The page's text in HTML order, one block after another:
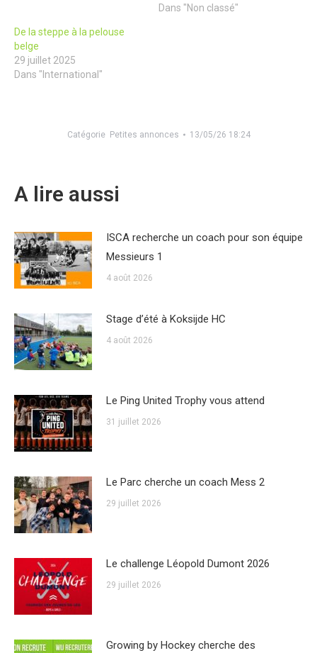
Dans "Non classé"
De la steppe à la pelouse
belge
29 juillet 2025
Dans "International"
Catégorie Petites annonces 13/05/26 18:24
A lire aussi
ISCA recherche un coach pour son équipe
Messieurs 1
4 août 2026
Stage d’été à Koksijde HC
4 août 2026
Le Ping United Trophy vous attend
31 juillet 2026
Le Parc cherche un coach Mess 2
29 juillet 2026
Le challenge Léopold Dumont 2026
29 juillet 2026
Growing by Hockey cherche des